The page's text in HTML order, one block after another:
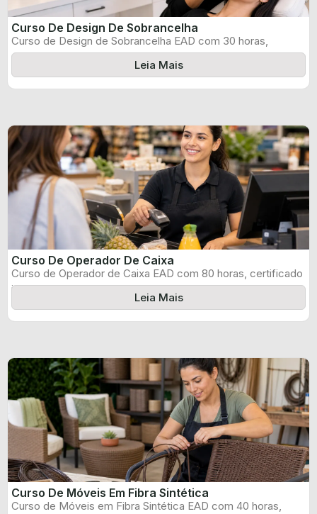
Curso De Design De Sobrancelha
Curso de Design de Sobrancelha EAD com 30 horas,
certificado informado pelo produtor ...
Leia Mais
Curso De Operador De Caixa
Curso de Operador de Caixa EAD com 80 horas, certificado
informado pelo produtor ...
Leia Mais
Curso De Móveis Em Fibra Sintética
Curso de Móveis em Fibra Sintética EAD com 40 horas,